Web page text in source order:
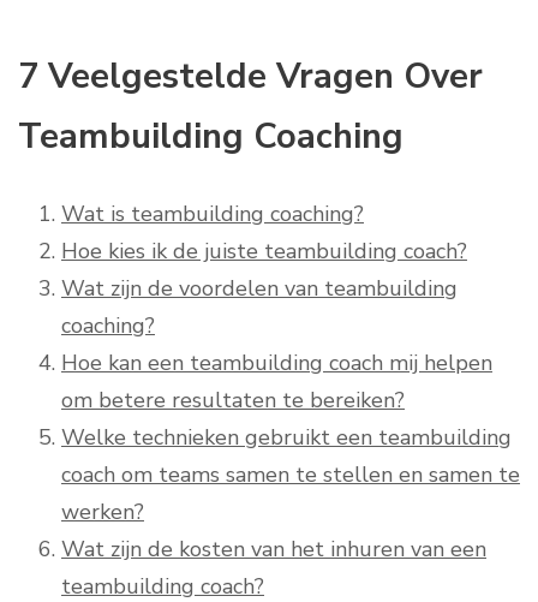
7 Veelgestelde Vragen Over
Teambuilding Coaching
Wat is teambuilding coaching?
Hoe kies ik de juiste teambuilding coach?
Wat zijn de voordelen van teambuilding
coaching?
Hoe kan een teambuilding coach mij helpen
om betere resultaten te bereiken?
Welke technieken gebruikt een teambuilding
coach om teams samen te stellen en samen te
werken?
Wat zijn de kosten van het inhuren van een
teambuilding coach?